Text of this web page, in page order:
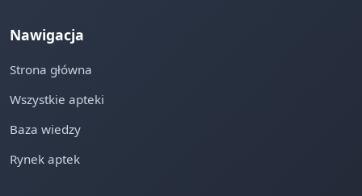
Nawigacja
Strona główna
Wszystkie apteki
Baza wiedzy
Rynek aptek